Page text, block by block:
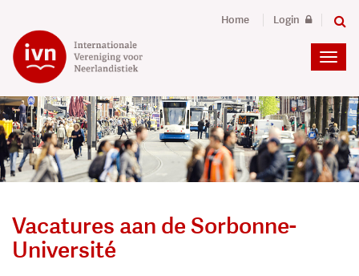
Home Login
Vacatures aan de Sorbonne-
Université